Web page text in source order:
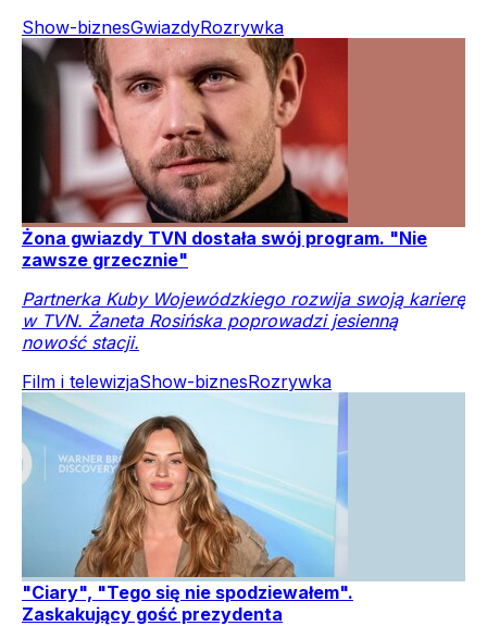
Show-biznesGwiazdyRozrywka
Żona gwiazdy TVN dostała swój program. "Nie
zawsze grzecznie"
Partnerka Kuby Wojewódzkiego rozwija swoją karierę
w TVN. Żaneta Rosińska poprowadzi jesienną
nowość stacji.
Film i telewizjaShow-biznesRozrywka
"Ciary", "Tego się nie spodziewałem".
Zaskakujący gość prezydenta